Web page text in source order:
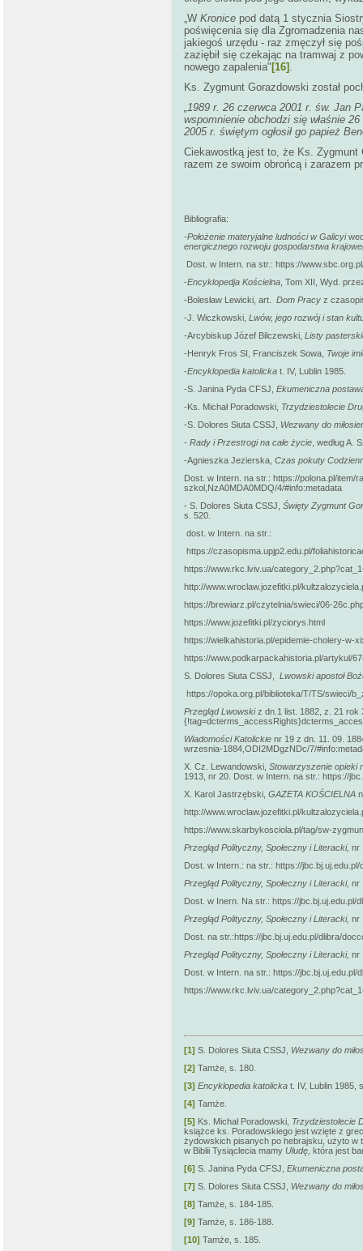
„W Kronice pod datą 1 stycznia
poświęcenia się dla Zgromadzenia
jakiegoś urzędu - raz zmęczył się
zaziębił się czekając na tramwaj z
nowego zapalenia" [16] .
Ks. Zygmunt Gorazdowski został
„1989 r. 26 czerwca 2001 r. św. Jan
wspomnienie obchodzi się właśnie
2005 r. świętym ogłosił go papież
Ciekawostką jest to, że Ks. Zygmunt
razem ze swoim obrońcą i zarazem
Bibliografia:
-Położenie materyjalne ludności w Galicyi
energicznego rozwoju gospodarstwa
Dost. w Intern. na str.: https://
-Encyklopedja Kościelna , Tom XII, Wyd.
-Bolesław Lewicki, art. Dom Pracy z
-J. Wiczkowski, Lwów, jego rozwój i stan
-Arcybiskup Józef Bilczewski, Listy
-Henryk Fros SI, Franciszek Sowa, Twoje
-Encyklopedia katolicka t. IV, Lublin 1985.
-S. Janina Pyda CFSJ, Ekumeniczna
-Ks. Michał Poradowski, Trzydziestolecie
-S. Dolores Siuta CSSJ, Wezwany do
- Rady i Przestrogi na całe życie , według
-Agnieszka Jezierska, Czas pokuty
Dost. w Intern. na str.: https://polona.pl/
szkol,NzA0MDA0MDQ/4/#info:metadata
- S. Dolores Siuta CSSJ, Święty Zygmunt
s. 520.
dost. w Intern. na str.:
https://czasopisma.upjp2.edu.pl/
https://www.rkc.lviv.ua/
http://www.wroclaw.jozefitki.pl/
https://brewiarz.pl/czytelnia/swieci/06-
https://www.jozefitki.pl/zyciorys.html
https://wielkahistoria.pl/epidemie-cholery-w-
https://www.podkarpackahistoria.pl/artykul/
S. Dolores Siuta CSSJ, Lwowski apostoł
https://opoka.org.pl/biblioteka/T/TS/swieci/
Przegląd Lwowskiz dn.1 list. 1882, z. 21 rok
Wiadomości Katolickie nr 19 z dn. 11. 09.
wrzesnia-1884,ODI2MDgzNDc/7/
X. Cz. Lewandowski, Stowarzyszenie opieki
1913, nr 20. Dost. w Intern. na str.: https://
X. Karol Jastrzębski, GAZETA KOŚCIELNA
http://www.wroclaw.jozefitki.pl/
https://www.skarbykosciola.pl/tag/sw-
Przegląd Polityczny, Społeczny i Literacki, nr
Dost. w Intern.: na str.: https://
Przegląd Polityczny, Społeczny i Literacki, nr
Dost. w Inern. Na str.: https://jbc.bj.uj.edu.pl/
Przegląd Polityczny, Społeczny i Literacki, nr
Dost. na str.:https://jbc.bj.uj.edu.pl/dlibra/
Przegląd Polityczny, Społeczny i Literacki, nr
Dost. w Intern. na str.: https://jbc.bj.uj.edu.pl/
https://www.rkc.lviv.ua/
[1] S. Dolores Siuta CSSJ, Wezwany do
[2] Tamże, s. 180.
[3] Encyklopedia katolicka t. IV, Lublin 1985,
[4] Tamże.
[5] Ks. Michał Poradowski, Trzydziestolecie
książce ks. Poradowskiego jest wzięte z
żydowskich pisanych po hebrajsku, użyto w
w Biblii Tysiąclecia mamy Ułudę, która jest
[6] S. Janina Pyda CFSJ, Ekumeniczna
[7] S. Dolores Siuta CSSJ, Wezwany do
[8] Tamże, s. 184-185.
[9] Tamże, s. 186-188.
[10] Tamże, s. 185.